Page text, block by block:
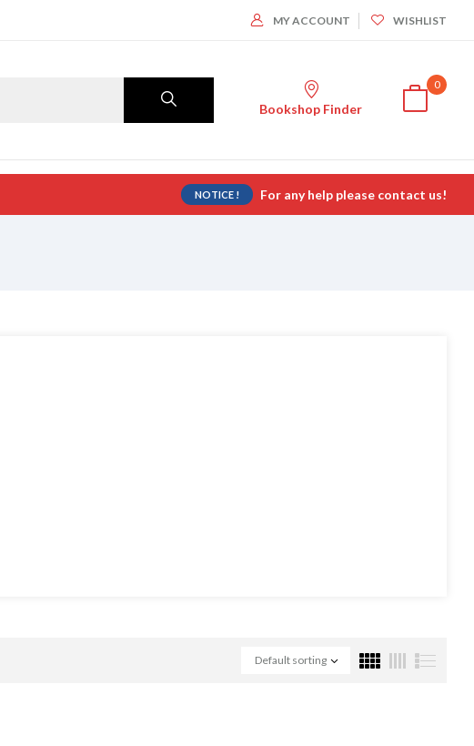
MY ACCOUNT WISHLIST
Bookshop Finder
0
NOTICE ! For any help please contact us!
Default sorting